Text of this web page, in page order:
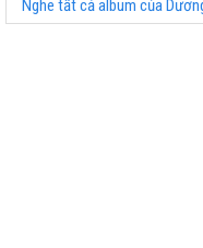
Nghe tất cả album của